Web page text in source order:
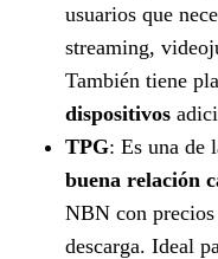
usuarios que
streaming,
También tiene
dispositivos
TPG: Es una de
buena relación
NBN con
descarga. Ideal